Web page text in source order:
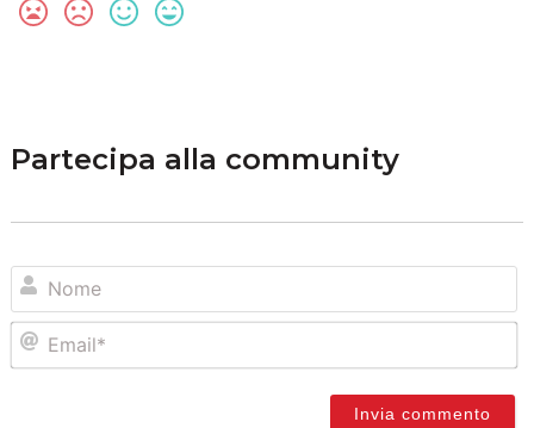
Partecipa alla community